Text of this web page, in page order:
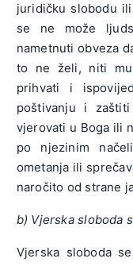
juridičku slobodu
se ne može
nametnuti obveza
to ne želi, niti
prihvati i
poštivanju i
vjerovati u Boga ili
po njezinim
ometanja ili
naročito od strane
b) Vjerska sloboda
Vjerska sloboda